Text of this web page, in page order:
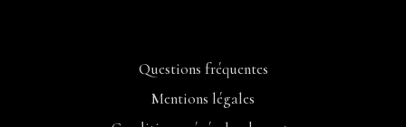
Questions fréquentes
Mentions légales